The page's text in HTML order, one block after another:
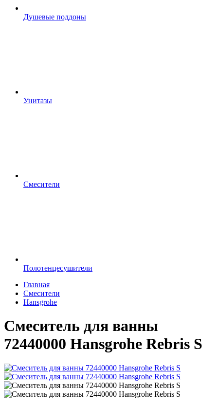
Душевые поддоны
Унитазы
Смесители
Полотенцесушители
Главная
Смесители
Hansgrohe
Смеситель для ванны
72440000 Hansgrohe Rebris S